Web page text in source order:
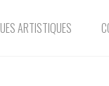
ARTISTIQUES